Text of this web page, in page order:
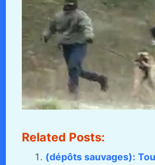
Related Posts:
(dépôts sauvages):